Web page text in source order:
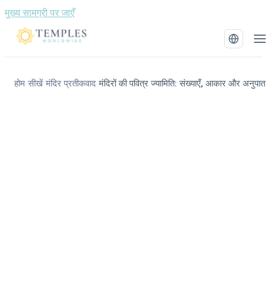
मुख्य सामग्री पर जाएँ
होम/सीखें/मंदिर प्रतीकवाद/मंदिरों की पवित्र ज्यामिति: संख्याएँ, आकार और अनुपात